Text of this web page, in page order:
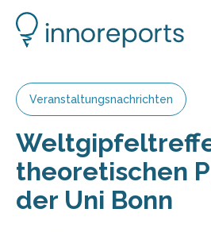
Veranstaltungsnachrichten
theoretischen
der Uni Bonn